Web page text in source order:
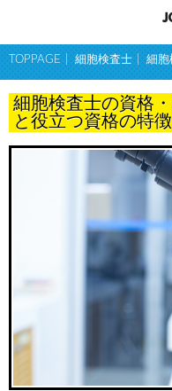
TOPPAGE 細胞検査士 細胞
細胞検査士の資格
と役立つ資格の特